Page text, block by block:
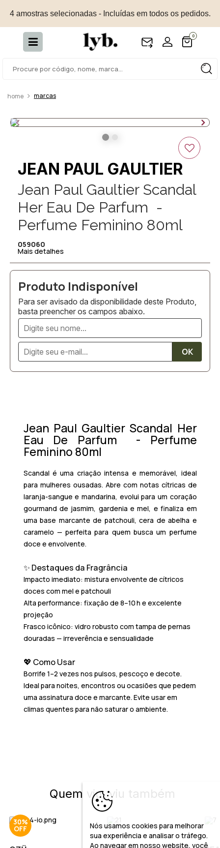
4 amostras selecionadas - Incluídas em todos os pedidos.
0
marcas
JEAN PAUL GAULTIER
Jean Paul Gaultier Scandal
Her Eau De Parfum -
Perfume Feminino 80ml
059060
Mais detalhes
Para ser avisado da disponibilidade deste Produto,
basta preencher os campos abaixo.
Jean Paul Gaultier Scandal Her
Eau De Parfum - Perfume
Feminino 80ml
Scandal é uma criação intensa e memorável, ideal
para mulheres ousadas. Abre com notas cítricas de
laranja-sangue e mandarina, evolui para um coração
gourmand de jasmim, gardenia e mel, e finaliza em
uma base marcante de patchouli, cera de abelha e
caramelo — perfeita para quem busca um perfume
doce e envolvente.
✨ Destaques da Fragrância
Impacto imediato: mistura envolvente de cítricos
doces com mel e patchouli
Alta performance: fixação de 8–10 h e excelente
projeção
Frasco icônico: vidro robusto com tampa de pernas
douradas — irreverência e sensualidade
💖 Como Usar
Borrife 1–2 vezes nos pulsos, pescoço e decote.
Ideal para noites, encontros ou ocasiões que pedem
uma assinatura doce e marcante. Evite usar em
climas quentes para não saturar o ambiente.
Quem viu, viu também
30%
Nós usamos cookies para melhorar
sua experiência e analisar o tráfego.
Ao navegar em nosso website, você